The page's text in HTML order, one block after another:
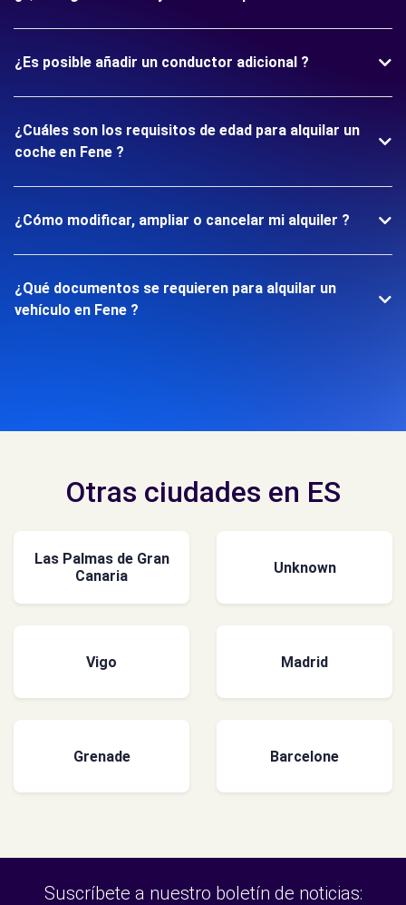
¿Es posible añadir un conductor adicional ?
¿Cuáles son los requisitos de edad para alquilar un
coche en Fene ?
¿Cómo modificar, ampliar o cancelar mi alquiler ?
¿Qué documentos se requieren para alquilar un
vehículo en Fene ?
Otras ciudades en ES
Las Palmas de Gran
Canaria
Unknown
Vigo Madrid
Grenade Barcelone
Suscríbete a nuestro boletín de noticias: